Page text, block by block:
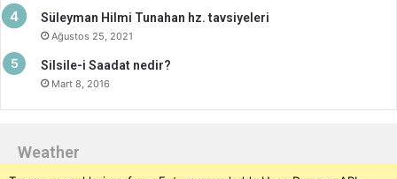
Süleyman Hilmi Tunahan hz. tavsiyeleri
Ağustos 25, 2021
Silsile-i Saadat nedir?
Mart 8, 2016
Weather